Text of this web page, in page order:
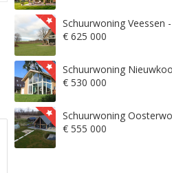
Schuurwoning Veessen -
€ 625 000
Schuurwoning
€ 530 000
Schuurwoning
€ 555 000